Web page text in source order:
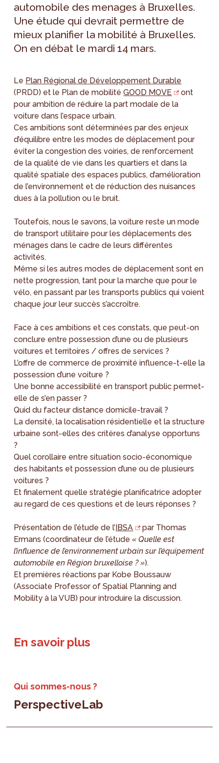
automobile des menages à Bruxelles.
Une étude qui devrait permettre de
mieux planifier la mobilité à Bruxelles.
On en débat le mardi 14 mars.
Le Plan Régional de Développement Durable
(PRDD) et le Plan de mobilitéGOOD MOVE
ont
pour ambition de réduire la part modale de la
voiture dans l’espace urbain.
Ces ambitions sont déterminées par des enjeux
d’équilibre entre les modes de déplacement pour
éviter la congestion des voiries, de renforcement
de la qualité de vie dans les quartiers et dans la
qualité spatiale des espaces publics, d’amélioration
de l’environnement et de réduction des nuisances
dues à la pollution ou le bruit.
Toutefois, nous le savons, la voiture reste un mode
de transport utilitaire pour les déplacements des
ménages dans le cadre de leurs différentes
activités.
Même si les autres modes de déplacement sont en
nette progression, tant pour la marche que pour le
vélo, en passant par les transports publics qui voient
chaque jour leur succès s’accroître.
Face à ces ambitions et ces constats, que peut-on
conclure entre possession d’une ou de plusieurs
voitures et territoires / offres de services ?
L’offre de commerce de proximité influence-t-elle la
possession d’une voiture ?
Une bonne accessibilité en transport public permet-
elle de s’en passer ?
Quid du facteur distance domicile-travail ?
La densité, la localisation résidentielle et la structure
urbaine sont-elles des critères d’analyse opportuns
?
Quel corollaire entre situation socio-économique
des habitants et possession d’une ou de plusieurs
voitures ?
Et finalement quelle stratégie planificatrice adopter
au regard de ces questions et de leurs réponses ?
Présentation de l’étude de l’IBSA
par Thomas
Ermans (coordinateur de l’étude« Quelle est
l’influence de l’environnement urbain sur l’équipement
automobile en Région bruxelloise ? »).
Et premières réactions par Kobe Boussauw
(Associate Professor of Spatial Planning and
Mobility à la VUB) pour introduire la discussion.
En savoir plus
Qui sommes-nous ?
PerspectiveLab